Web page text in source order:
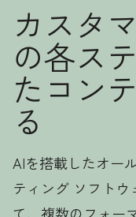
カスタ
の各ス
たコン
る
AIを搭載したオー
ティング ソフトウ